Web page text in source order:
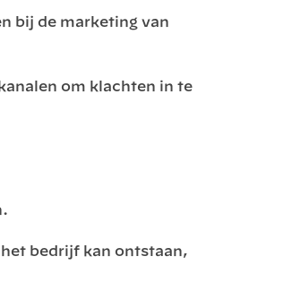
bij de marketing van
om klachten in te
bedrijf kan ontstaan,